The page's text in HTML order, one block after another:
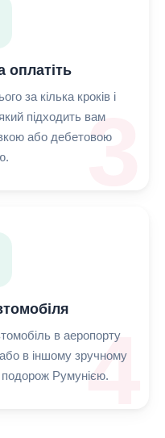
3
оплатіть
за кілька кроків і
підходить вам
або дебетовою
4
в аеропорту
в іншому зручному
подорож Румунією.